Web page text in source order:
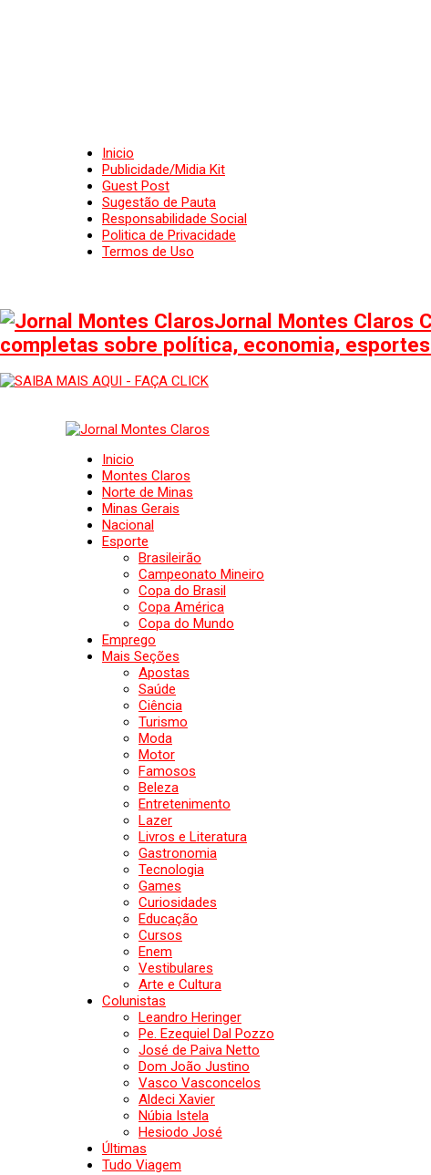
Inicio
Publicidade/Midia Kit
Guest Post
Sugestão de Pauta
Responsabilidade Social
Politica de Privacidade
Termos de Uso
Jornal Montes Claros
completas sobre política, economia,
Inicio
Montes Claros
Norte de Minas
Minas Gerais
Nacional
Esporte
Brasileirão
Campeonato Mineiro
Copa do Brasil
Copa América
Copa do Mundo
Emprego
Mais Seções
Apostas
Saúde
Ciência
Turismo
Moda
Motor
Famosos
Beleza
Entretenimento
Lazer
Livros e Literatura
Gastronomia
Tecnologia
Games
Curiosidades
Educação
Cursos
Enem
Vestibulares
Arte e Cultura
Colunistas
Leandro Heringer
Pe. Ezequiel Dal Pozzo
José de Paiva Netto
Dom João Justino
Vasco Vasconcelos
Aldeci Xavier
Núbia Istela
Hesiodo José
Últimas
Tudo Viagem